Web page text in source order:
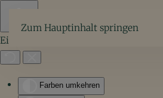
Eingabehilfen öffnen
Farben umkehren
Zum Hauptinhalt springen